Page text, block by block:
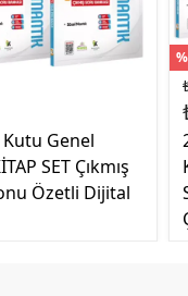
Kutu Genel
SET Çıkmış
Özetli Dijital